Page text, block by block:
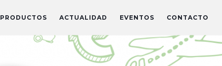
PRODUCTOS ACTUALIDAD EVENTOS CONTACTO